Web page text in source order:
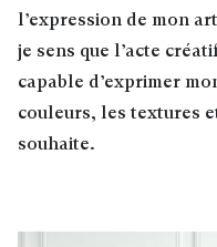
l’expression de mon
je sens que l’acte
capable d’exprimer
couleurs, les textures
souhaite.